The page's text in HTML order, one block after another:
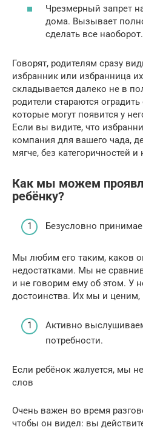
Чрезмерный запрет
дома. Вызывает
сделать все наоборот.
Говорят, родителям сразу
избранник или избранница
складывается далеко не в
родители стараются
которые могут появится у
Если вы видите, что
компания для вашего чада,
мягче, без категоричностей и
Как мы можем
ребёнку?
Безусловно
Мы любим его таким, каков
недостатками. Мы не
и не говорим ему об этом. У
достоинства. Их мы и ценим,
Активно
потребности.
Если ребёнок жалуется, мы
слов
Очень важен во время
чтобы он видел: вы